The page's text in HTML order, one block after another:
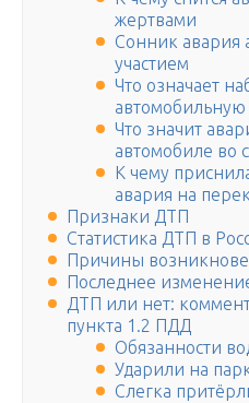
жертвами
Сонник авария
участием
Что означает
Что значит
автомобиле во
К чему
авария на
Признаки ДТП
Статистика ДТП в
Причины
Последнее
ДТП или нет:
пункта 1.2 ПДД
Обязанности
Ударили на
Слегка